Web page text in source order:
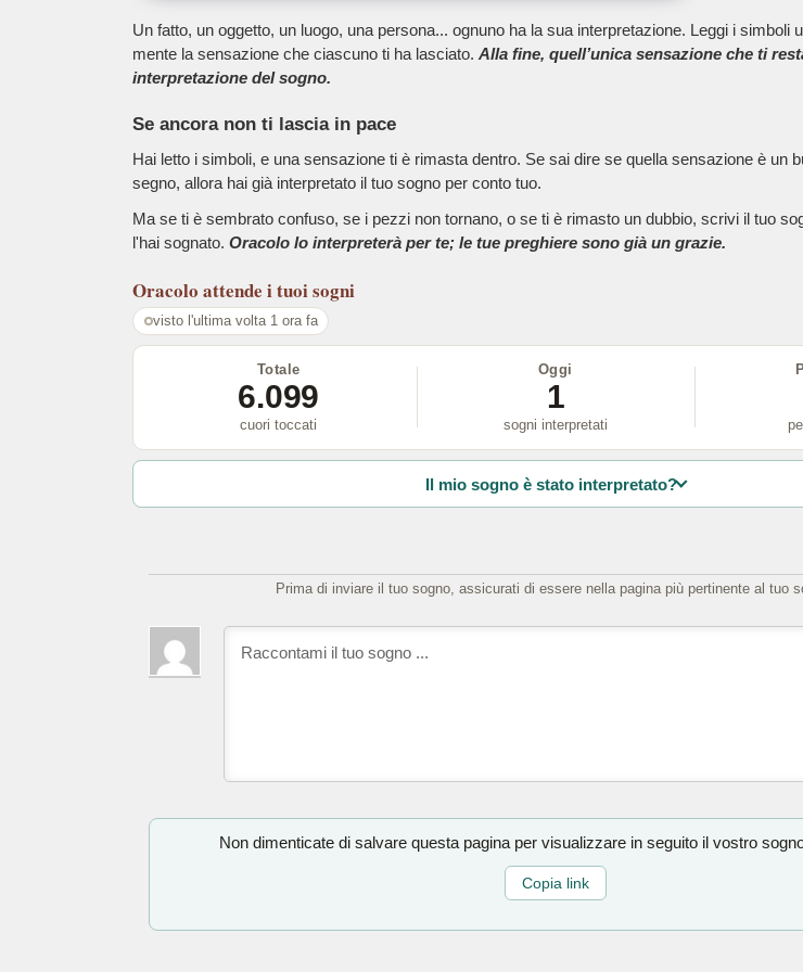
Un fatto, un oggetto, un luogo, una persona... ognuno ha la sua interpretazione. Leggi i simboli
mente la sensazione che ciascuno ti ha lasciato. Alla fine, quell’unica sensazione che ti
interpretazione del sogno.
Se ancora non ti lascia in pace
Hai letto i simboli, e una sensazione ti è rimasta dentro. Se sai dire se quella sensazione è un
segno, allora hai già interpretato il tuo sogno per conto tuo.
Ma se ti è sembrato confuso, se i pezzi non tornano, o se ti è rimasto un dubbio, scrivi il tuo
l'hai sognato. Oracolo lo interpreterà per te; le tue preghiere sono già un grazie.
Oracolo attende i tuoi sogni
visto l'ultima volta 1 ora fa
Totale
6.099
cuori toccati
Oggi
1
sogni interpretati
Il mio sogno è stato interpretato?
Prima di inviare il tuo sogno, assicurati di essere nella pagina più pertinente al tuo
Non dimenticate di salvare questa pagina per visualizzare in seguito il vostro
Copia link